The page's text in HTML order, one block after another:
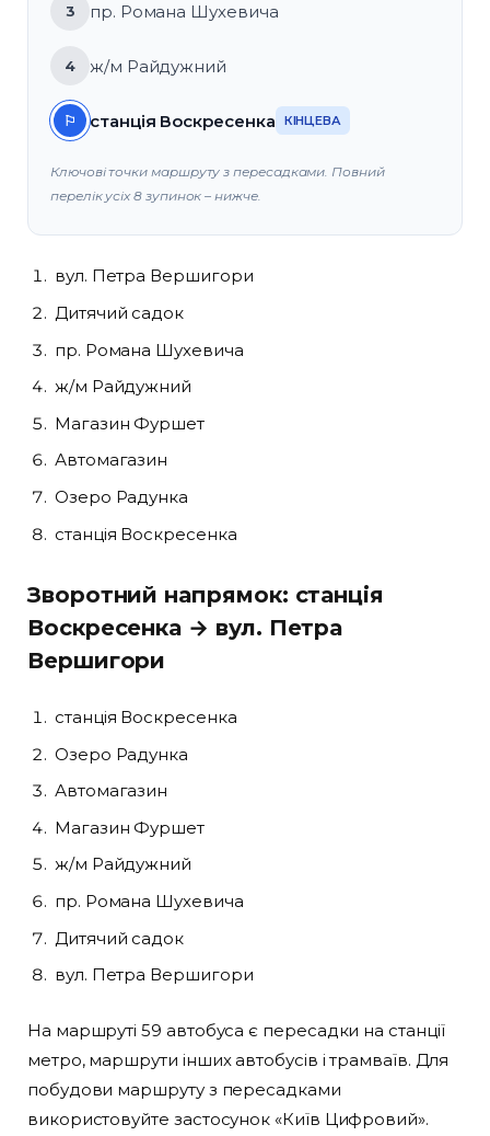
3 пр. Романа Шухевича
4 ж/м Райдужний
⚐ станція Воскресенка КІНЦЕВА
Ключові точки маршруту з пересадками. Повний
перелік усіх 8 зупинок – нижче.
вул. Петра Вершигори
Дитячий садок
пр. Романа Шухевича
ж/м Райдужний
Магазин Фуршет
Автомагазин
Озеро Радунка
станція Воскресенка
Зворотний напрямок: станція
Воскресенка → вул. Петра
Вершигори
станція Воскресенка
Озеро Радунка
Автомагазин
Магазин Фуршет
ж/м Райдужний
пр. Романа Шухевича
Дитячий садок
вул. Петра Вершигори
На маршруті 59 автобуса є пересадки на станції
метро, маршрути інших автобусів і трамваїв. Для
побудови маршруту з пересадками
використовуйте застосунок «Київ Цифровий».